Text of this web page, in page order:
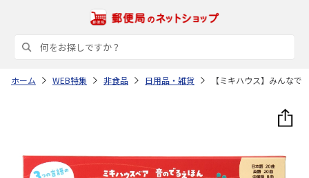
ホーム WEB特集 非食品 日用品・雑貨 【ミキハウス】みんな